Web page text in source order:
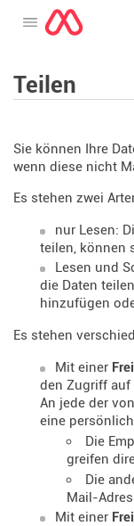
Öffnen Sie das Menü
Teilen
Sie können Ihre
wenn diese nicht
Es stehen zwei
nur Lesen:
teilen, können
Lesen und
die Daten
hinzufügen
Es stehen
Mit einer
den Zugriff auf
An jede der
eine
Die
greifen
Die
Mail-
Mit einer